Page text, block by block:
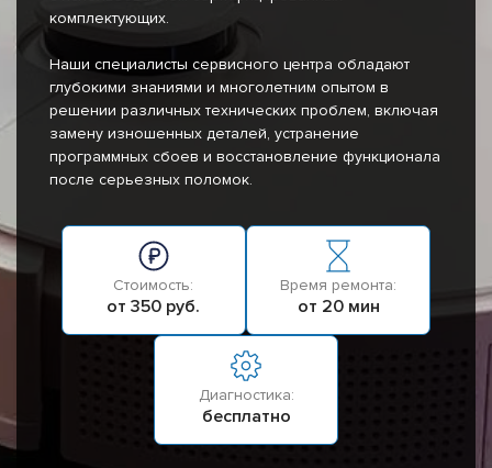
комплектующих.
Наши специалисты сервисного центра обладают
глубокими знаниями и многолетним опытом в
решении различных технических проблем, включая
замену изношенных деталей, устранение
программных сбоев и восстановление функционала
после серьезных поломок.
Стоимость:
от 350 руб.
Время ремонта:
от 20 мин
Диагностика:
бесплатно